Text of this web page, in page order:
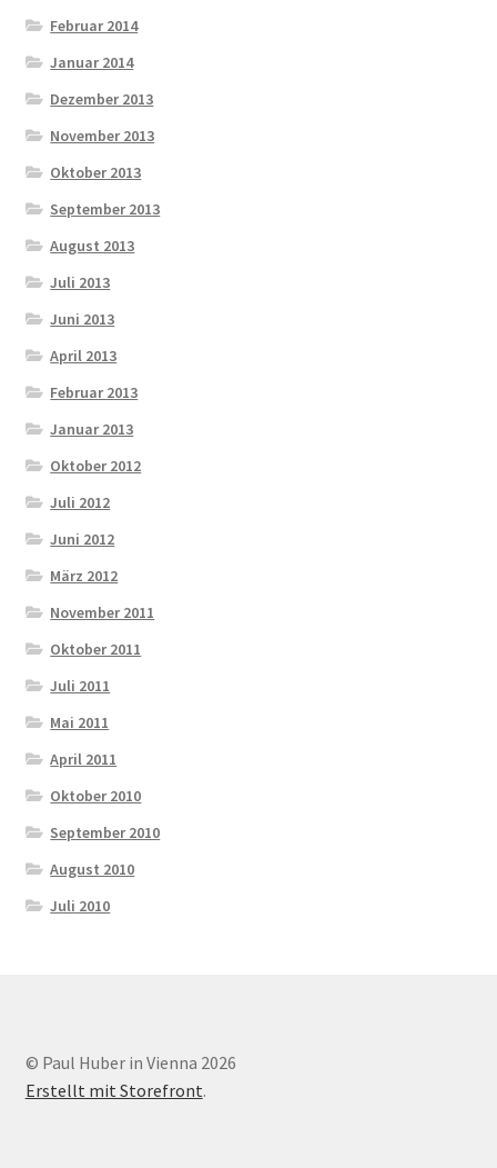
Februar 2014
Januar 2014
Dezember 2013
November 2013
Oktober 2013
September 2013
August 2013
Juli 2013
Juni 2013
April 2013
Februar 2013
Januar 2013
Oktober 2012
Juli 2012
Juni 2012
März 2012
November 2011
Oktober 2011
Juli 2011
Mai 2011
April 2011
Oktober 2010
September 2010
August 2010
Juli 2010
© Paul Huber in Vienna 2026
Erstellt mit Storefront.